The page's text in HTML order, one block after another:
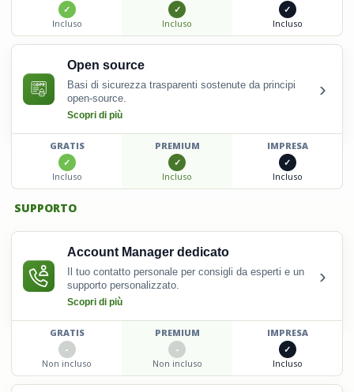
Incluso Incluso Incluso
Open source
Basi di sicurezza trasparenti sostenute da principi
open-source.
Scopri di più
›
GRATIS
Incluso
PREMIUM
Incluso
IMPRESA
Incluso
SUPPORTO
Account Manager dedicato
Il tuo contatto personale per consigli da esperti e un
supporto personalizzato.
Scopri di più
›
GRATIS
Non incluso
PREMIUM
Non incluso
IMPRESA
Incluso